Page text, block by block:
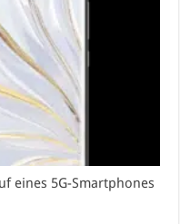
eines 5G-Smartphones